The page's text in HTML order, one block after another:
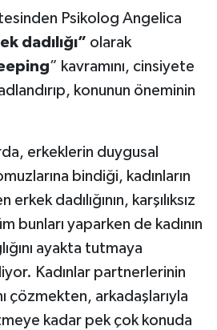
Psikolog Angelica
dadılığı” olarak
” kavramını, cinsiyete
konunun öneminin
erkeklerin duygusal
bindiği, kadınların
dadılığının, karşılıksız
bunları yaparken de kadının
ayakta tutmaya
Kadınlar partnerlerinin
çözmekten, arkadaşlarıyla
kadar pek çok konuda